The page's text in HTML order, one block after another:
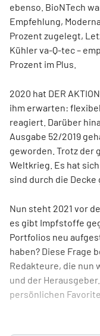
ebenso. BioNTech
Empfehlung,
Prozent zugelegt,
Kühler va-Q-tec –
Prozent im Plus.
2020 hat DER
ihm erwarten:
reagiert. Darüber
Ausgabe 52/2019
geworden. Trotz der
Weltkrieg. Es hat
sind durch die Decke
Nun steht 2021 vor
es gibt Impfstoffe
Portfolios neu
haben? Diese Frage
Redakteure, die nun
und der
persönlichen